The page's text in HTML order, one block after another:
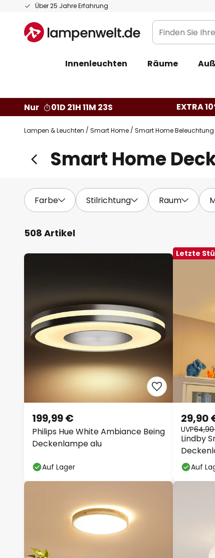
Über 25 Jahre Erfahrung
Zum
springen
Finden
Sie
Leuchte...
Innenleuchten Räume
Nur
01D 21H 11M 22S EXTRA
Lampen & Leuchten Smart Home Smart Home Beleuchtung
Smart Home
Farbe Stilrichtung Raum
508 Artikel
Philips Hue White Ambiance Being
Deckenlampe alu
199,99 €
Auf Lager
Letzte
Lindby
CCT,
29,90
UVP
Auf